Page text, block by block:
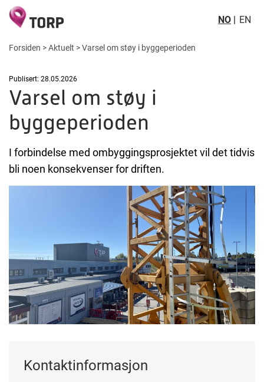
NO EN
Forsiden >Aktuelt >Varsel om støy i byggeperioden
Publisert: 28.05.2026
Varsel om støy i
byggeperioden
I forbindelse med ombyggingsprosjektet vil det tidvis
bli noen konsekvenser for driften.
Kontaktinformasjon